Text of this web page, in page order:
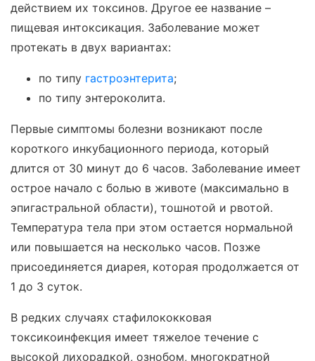
действием их токсинов. Другое ее название –
пищевая интоксикация. Заболевание может
протекать в двух вариантах:
по типу гастроэнтерита;
по типу энтероколита.
Первые симптомы болезни возникают после
короткого инкубационного периода, который
длится от 30 минут до 6 часов. Заболевание имеет
острое начало с болью в животе (максимально в
эпигастральной области), тошнотой и рвотой.
Температура тела при этом остается нормальной
или повышается на несколько часов. Позже
присоединяется диарея, которая продолжается от
1 до 3 суток.
В редких случаях стафилококковая
токсикоинфекция имеет тяжелое течение с
высокой лихорадкой, ознобом, многократной